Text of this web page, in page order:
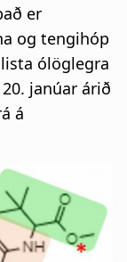
er
og tengihóp
ólöglegra
janúar árið
á